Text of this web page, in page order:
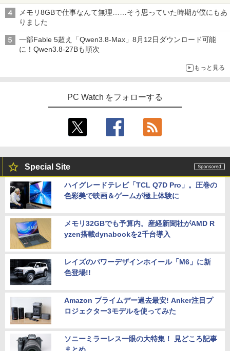
メモリ8GBで仕事なんて無理……そう思っていた時期が僕にもあ
りました
一部Fable 5超え「Qwen3.8-Max」8月12日ダウンロード可能
に！Qwen3.8-27Bも順次
もっと見る
PC Watch をフォローする
Special Site
ハイグレードテレビ「TCL Q7D Pro」。圧巻の
色彩美で映画＆ゲームが極上体験に
メモリ32GBでも予算内。産経新聞社がAMD R
yzen搭載dynabookを2千台導入
レイズのパワーデザインホイール「M6」に新
色登場!!
Amazon プライムデー過去最安! Anker注目プ
ロジェクター3モデルを使ってみた
ソニーミラーレス一眼の大特集！ 見どころ記事